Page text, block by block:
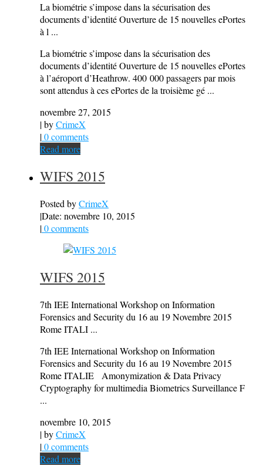
La biométrie s’impose dans la sécurisation des
documents d’identité Ouverture de 15 nouvelles ePortes
à l ...
La biométrie s’impose dans la sécurisation des
documents d’identité Ouverture de 15 nouvelles ePortes
à l’aéroport d’Heathrow. 400 000 passagers par mois
sont attendus à ces ePortes de la troisième gé ...
novembre 27, 2015
| byCrimeX
|0 comments
Read more
WIFS 2015
Posted byCrimeX
|Date: novembre 10, 2015
|0 comments
WIFS 2015
7th IEE International Workshop on Information
Forensics and Security du 16 au 19 Novembre 2015
Rome ITALI ...
7th IEE International Workshop on Information
Forensics and Security du 16 au 19 Novembre 2015
Rome ITALIE Amonymization & Data Privacy
Cryptography for multimedia Biometrics Surveillance F
...
novembre 10, 2015
| byCrimeX
|0 comments
Read more